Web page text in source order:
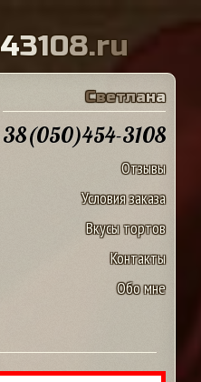
43108.ru
Светлана
38(050)454-3108
Отзывы
Условия заказа
Вкусы тортов
Контакты
Обо мне